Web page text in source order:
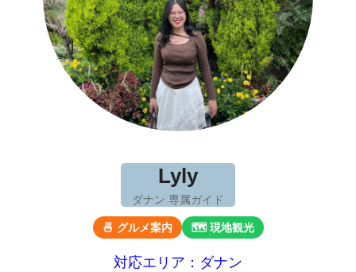
Lyly
ダナン 専属ガイド
🍜 グルメ案内 🗺 現地観光
対応エリア：ダナン